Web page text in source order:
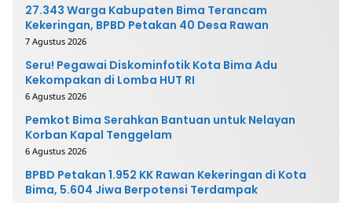
27.343 Warga Kabupaten Bima Terancam
Kekeringan, BPBD Petakan 40 Desa Rawan
7 Agustus 2026
Seru! Pegawai Diskominfotik Kota Bima Adu
Kekompakan di Lomba HUT RI
6 Agustus 2026
Pemkot Bima Serahkan Bantuan untuk Nelayan
Korban Kapal Tenggelam
6 Agustus 2026
BPBD Petakan 1.952 KK Rawan Kekeringan di Kota
Bima, 5.604 Jiwa Berpotensi Terdampak